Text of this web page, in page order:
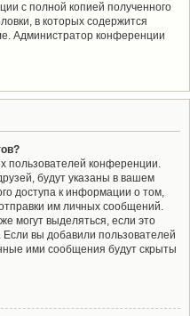
с полной копией полученного
в которых содержится
Администратор конференции
пользователей конференции.
будут указаны в вашем
доступа к информации о том,
им личных сообщений.
могут выделяться, если это
вы добавили пользователей
ими сообщения будут скрыты